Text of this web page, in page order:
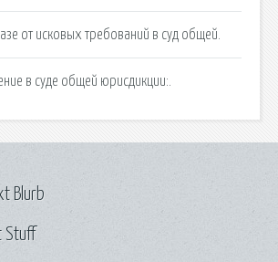
от исковых требований в суд общей.
в суде общей юрисдикции:.
Stuff
Blurb